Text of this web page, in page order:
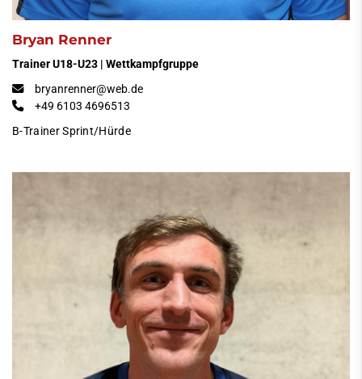
Bryan Renner
Trainer U18-U23 | Wettkampfgruppe
bryanrenner@web.de
+49 6103 4696513
B-Trainer Sprint/Hürde